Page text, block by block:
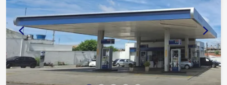
salas com ar-condicionado, sendo 1 com varanda
e banheiro privativo 2 banheiros sociais Imóvel
amplo, versátil e ideal para clínicas, escolas,
escritórios, coworking, empresas ou instituições.
Localização Situado na região central de
Sorocaba Aproximadamente 2 minutos da
Avenida Afonso Vergueiro Cerca de 3 minutos da